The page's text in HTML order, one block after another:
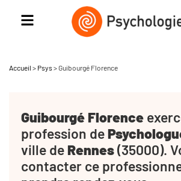
Accueil > Psys >Guibourgé Florence
Guibourgé Florence
profession de
ville de Rennes(35000).
contacter ce